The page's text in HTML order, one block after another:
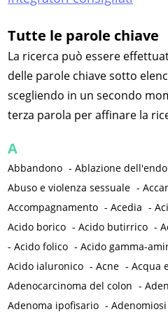
Tutte le parole chiave
La ricerca può essere
delle parole chiave sotto
scegliendo in un secondo
terza parola per affinare la
A
Abbandono -Ablazione
Abuso e violenza sessuale -
Accompagnamento -Acedia -
Acido borico -Acido butirrico -
-Acido folico -Acido gamma-
Acido ialuronico -Acne -Acqua
Adenocarcinoma del colon -
Adenoma ipofisario -Adenomiosi